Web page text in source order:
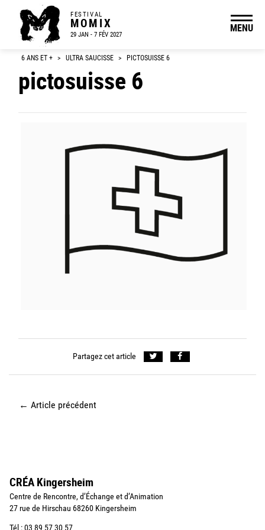
FESTIVAL
MOMIX
29 JAN - 7 FÉV 2027
MENU
6 ANS ET + > ULTRA SAUCISSE > PICTOSUISSE 6
pictosuisse 6
Partagez cet article
← Article précédent
CRÉA Kingersheim
Centre de Rencontre, d’Échange et d’Animation
27 rue de Hirschau 68260 Kingersheim
Tél : 03 89 57 30 57